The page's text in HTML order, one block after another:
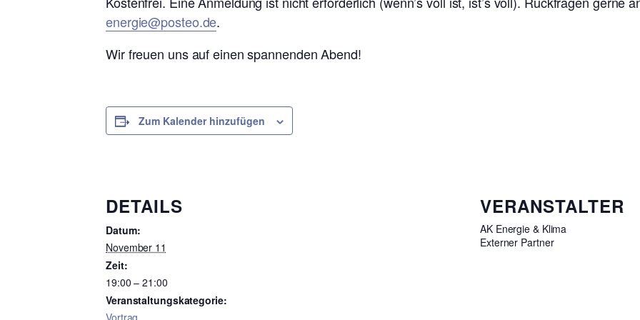
energie@posteo.de.
Wir freuen uns auf einen spannenden Abend!
Zum Kalender hinzufügen
DETAILS
Datum:
November 11
Zeit:
19:00 – 21:00
Veranstaltungskategorie:
VERANSTALTER
AK Energie & Klima
Externer Partner